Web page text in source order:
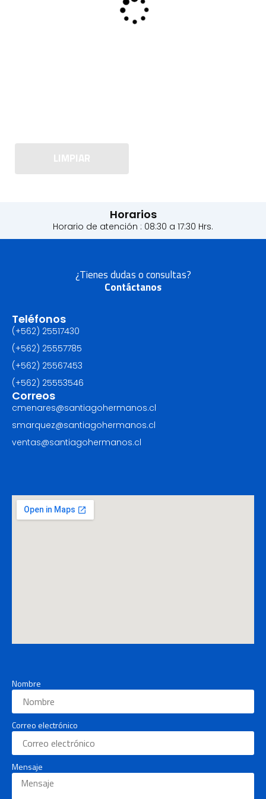
LIMPIAR
Horarios
Horario de atención : 08:30 a 17:30 Hrs.
¿Tienes dudas o consultas?
Contáctanos
Teléfonos
(+562) 25517430‬
(+562) 25557785
(+562) 25567453‬
(+562) ‪25553546
Correos
cmenares@santiagohermanos.cl
smarquez@santiagohermanos.cl
ventas@santiagohermanos.cl
Nombre
Correo electrónico
Mensaje